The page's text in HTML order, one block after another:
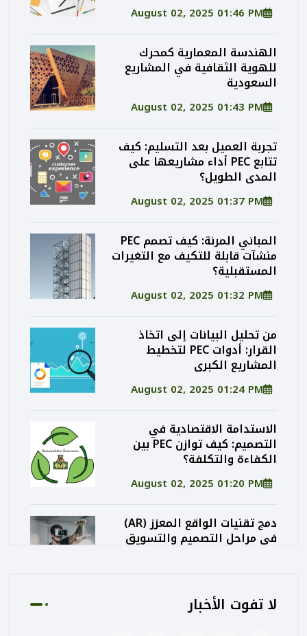
August 02, 2025 01:46 PM
الهندسة المعمارية كمحرك
للهوية الثقافية في المشاريع
السعودية
August 02, 2025 01:43 PM
تجربة العميل بعد التسليم: كيف
تتابع PEC أداء مشاريعها على
المدى الطويل؟
August 02, 2025 01:37 PM
المباني المرنة: كيف تصمم PEC
منشآت قابلة للتكيف مع التغيرات
المستقبلية؟
August 02, 2025 01:32 PM
من تحليل البيانات إلى اتخاذ
القرار: أدوات PEC لتخطيط
المشاريع الكبرى
August 02, 2025 01:24 PM
الاستدامة الاقتصادية في
التصميم: كيف توازن PEC بين
الكفاءة والتكلفة؟
August 02, 2025 01:20 PM
دمج تقنيات الواقع المعزز (AR)
في مراحل التصميم والتسويق
كيف تساهم PEC في رفع جودةلا تفوت الأخبار